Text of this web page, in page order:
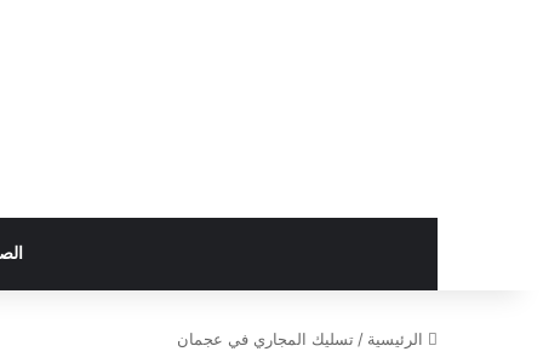
الرئيسية / تسليك المجاري في عجمان